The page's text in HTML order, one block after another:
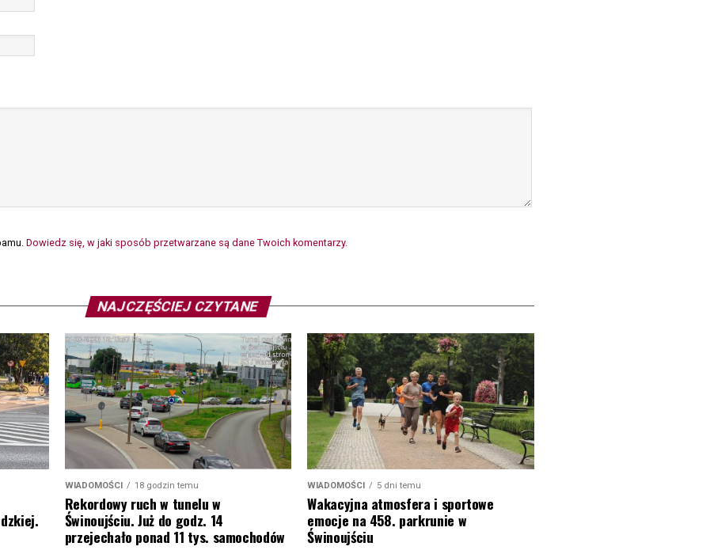
Dowiedz się, w jaki sposób przetwarzane są dane Twoich komentarzy.
NAJCZĘŚCIEJ CZYTANE
WIADOMOŚCI 18 godzin temu
Rekordowy ruch w tunelu w
Świnoujściu. Już do godz. 14
przejechało ponad 11 tys. samochodów
WIADOMOŚCI 5 dni temu
Wakacyjna atmosfera i sportowe
emocje na 458. parkrunie w
Świnoujściu